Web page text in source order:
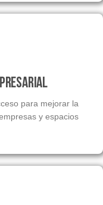
para mejorar la
y espacios